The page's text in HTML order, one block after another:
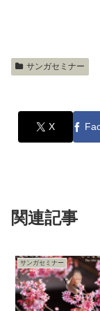
サンガセミナー
X
関連記事
サンガセミナー